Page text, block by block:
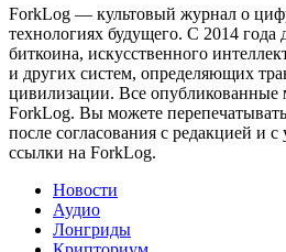
ForkLog — культовый журнал о
технологиях будущего. С 2014 года
биткоина, искусственного
и других систем, определяющих
цивилизации. Все опубликованные
ForkLog. Вы можете
после согласования с редакцией и
ссылки на ForkLog.
Новости
Аудио
Лонгриды